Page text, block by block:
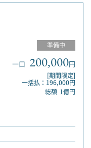
準備中
一口 200,000円
[期間限定]
一括払：196,000円
総額 1億円